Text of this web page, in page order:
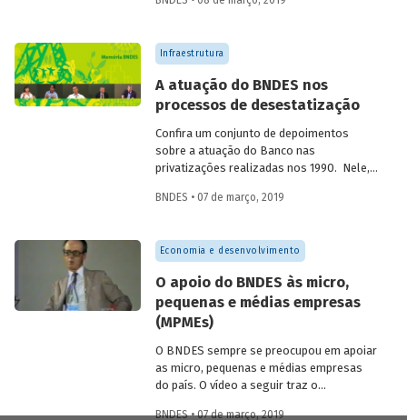
desencadeadas ao mesmo tempo, em
o país começou a ficar moderno. Em
vídeo, dois ex-empregados do Banco que
trajetória da instituição abordam
questões que demonstram a importância
e o valor agregado pelo BNDES ao
projeto de desenvolvimento nacional.
Infraestrutura
A atuação do BNDES nos
processos de desestatização
Confira um conjunto de depoimentos
sobre a atuação do Banco nas
privatizações realizadas nos 1990. Nele,
desafios enfrentados à época e sobre os
dessas desestatizações.
BNDES • 07 de março, 2019
Economia e desenvolvimento
O apoio do BNDES às micro,
pequenas e médias empresas
(MPMEs)
O BNDES sempre se preocupou em apoiar
as micro, pequenas e médias empresas
do país. O vídeo a seguir traz o
BNDES • 07 de março, 2019